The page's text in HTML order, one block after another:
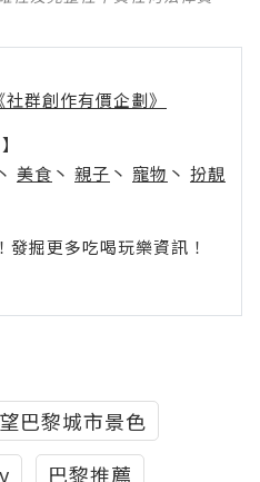
群創作有價企劃》
丶 美食 丶 親子 丶 寵物 丶 扮靚
掘更多吃喝玩樂資訊！
巴黎城市景色
巴黎推薦